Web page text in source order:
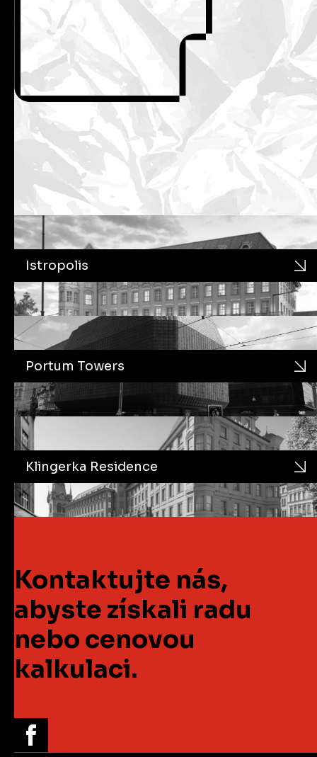
Istropolis
Portum Towers
Klingerka Residence
Kontaktujte nás,
abyste získali radu
nebo cenovou
kalkulaci.